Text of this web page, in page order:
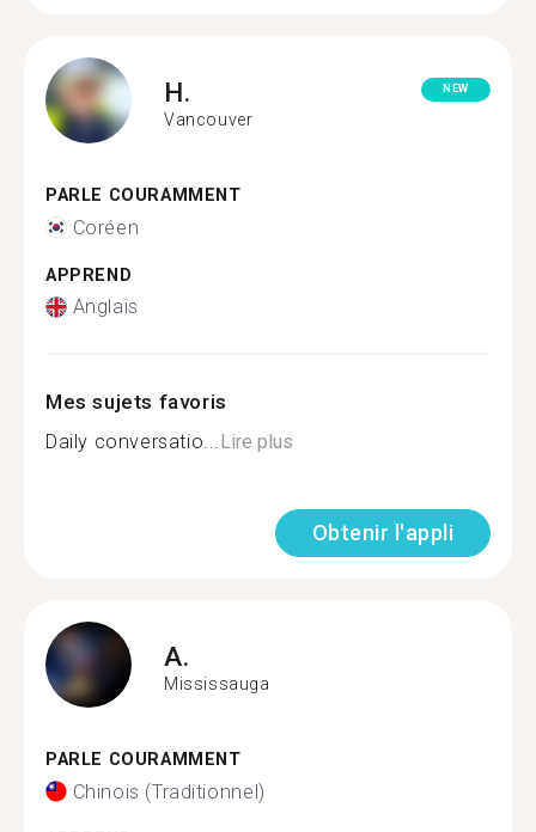
H.
Vancouver
NEW
PARLE COURAMMENT
Coréen
APPREND
Anglais
Mes sujets favoris
Daily conversatio...Lire plus
Obtenir l'appli
A.
Mississauga
PARLE COURAMMENT
Chinois (Traditionnel)